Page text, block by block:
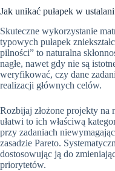
Jak unikać pułapek w
Skuteczne wykorzystanie
typowych pułapek
pilności” to naturalna
nagłe, nawet gdy nie są
weryfikować, czy dane
realizacji głównych celów.
Rozbijaj złożone projekty na
ułatwi to ich właściwą
przy zadaniach
zasadzie Pareto.
dostosowując ją do
priorytetów.